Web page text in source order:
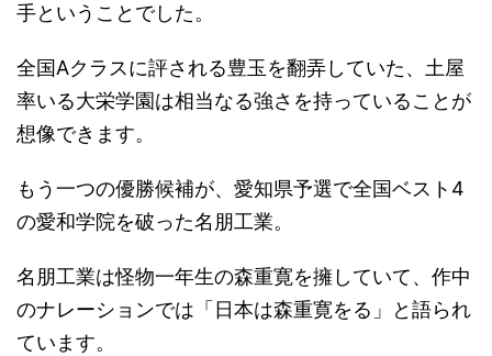
手ということでした。
全国Aクラスに評される豊玉を翻弄していた、土屋
率いる大栄学園は相当なる強さを持っていることが
想像できます。
もう一つの優勝候補が、愛知県予選で全国ベスト4
の愛和学院を破った名朋工業。
名朋工業は怪物一年生の森重寛を擁していて、作中
のナレーションでは「日本は森重寛をる」と語られ
ています。